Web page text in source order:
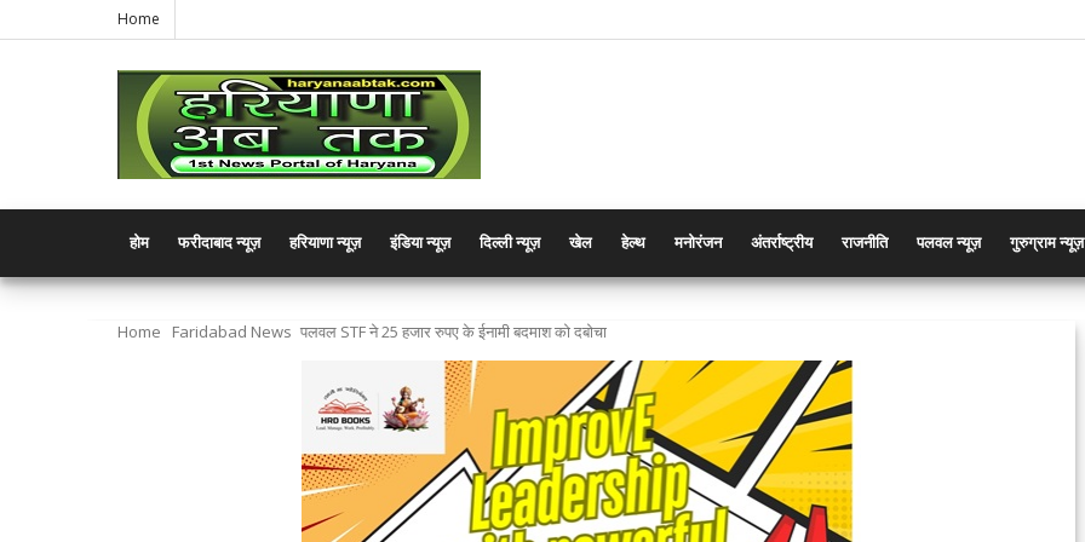
Home
होम फरीदाबाद न्यूज़ हरियाणा न्यूज़ इंडिया न्यूज़ दिल्ली न्यूज़ खेल हेल्थ मनोरंजन अंतर्राष्ट्रीय राजनीति पलवल न्यूज़ गुरुग्राम न्यूज़
Home Faridabad News पलवल STF ने 25 हजार रुपए के ईनामी बदमाश को दबोचा